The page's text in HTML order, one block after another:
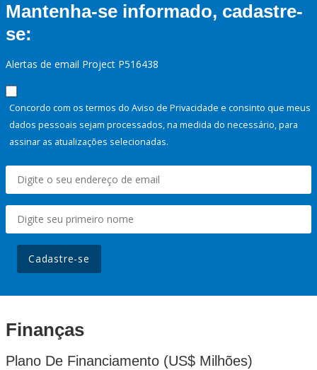
Mantenha-se informado, cadastre-
se:
Alertas de email Project P516438
Concordo com os termos do Aviso de Privacidade e consinto que meus
dados pessoais sejam processados, na medida do necessário, para
assinar as atualizações selecionadas.
Cadastre-se
Finanças
Plano De Financiamento (US$ Milhões)